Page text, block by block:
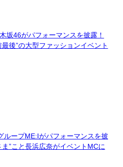
坂46がパフォーマンスを披露！
後”の大型ファッションイベント
ループME:Iがパフォーマンスを披
”こと長浜広奈がイベントMCに